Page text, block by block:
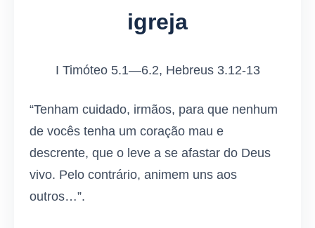
igreja
I Timóteo 5.1—6.2, Hebreus 3.12-13
“Tenham cuidado, irmãos, para que nenhum
de vocês tenha um coração mau e
descrente, que o leve a se afastar do Deus
vivo. Pelo contrário, animem uns aos
outros…”.